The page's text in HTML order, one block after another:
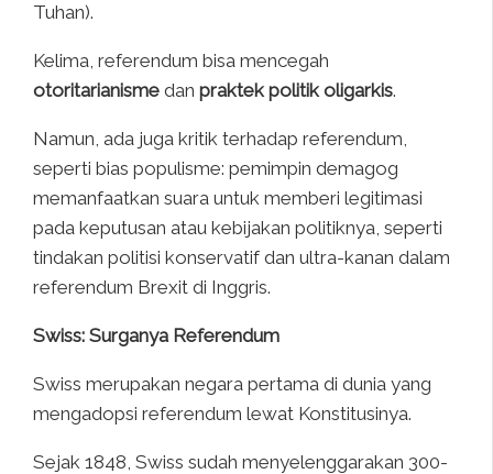
Tuhan).
Kelima, referendum bisa mencegah
otoritarianisme dan praktek politik oligarkis.
Namun, ada juga kritik terhadap referendum,
seperti bias populisme: pemimpin demagog
memanfaatkan suara untuk memberi legitimasi
pada keputusan atau kebijakan politiknya, seperti
tindakan politisi konservatif dan ultra-kanan dalam
referendum Brexit di Inggris.
Swiss: Surganya Referendum
Swiss merupakan negara pertama di dunia yang
mengadopsi referendum lewat Konstitusinya.
Sejak 1848, Swiss sudah menyelenggarakan 300-